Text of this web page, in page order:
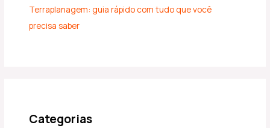
Terraplanagem: guia rápido com tudo que você
precisa saber
Categorias